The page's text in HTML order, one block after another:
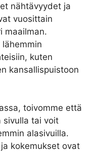
nähtävyydet ja
vuosittain
maailman.
kuten
kansallispuistoon
toivomme että
sivulla tai voit
alasivuilla.
kokemukset ovat